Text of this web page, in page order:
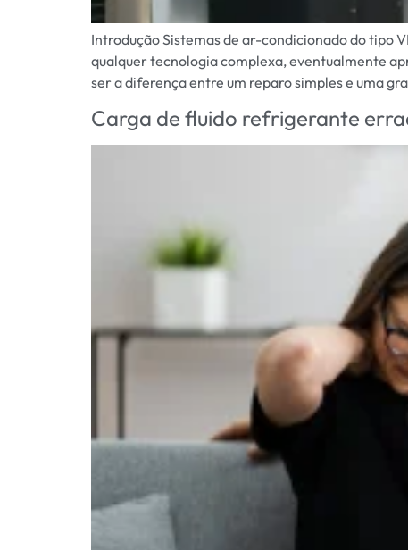
Introdução Sistemas de ar-condicionado do tipo
qualquer tecnologia complexa, eventualmente
ser a diferença entre um reparo simples e uma
Carga de fluido refrigerante